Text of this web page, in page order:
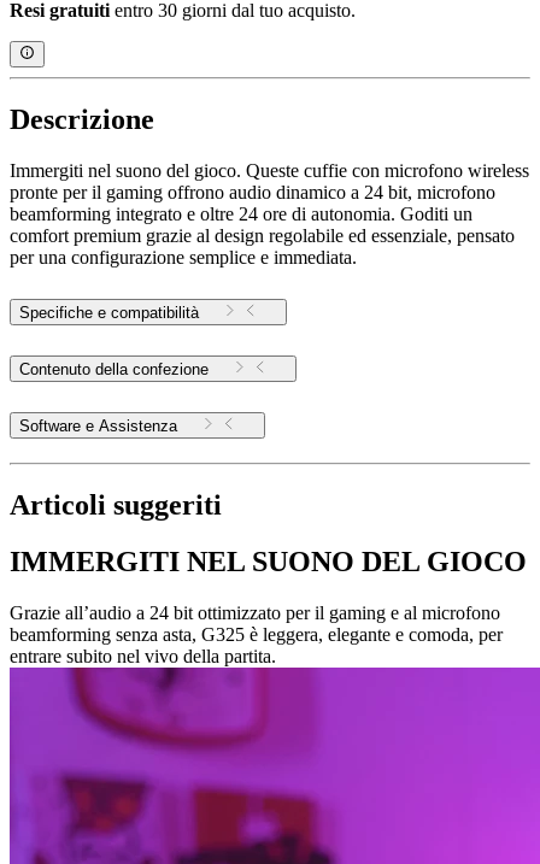
Resi gratuiti entro 30 giorni dal tuo acquisto.
Descrizione
Immergiti nel suono del gioco. Queste cuffie con microfono wireless
pronte per il gaming offrono audio dinamico a 24 bit, microfono
beamforming integrato e oltre 24 ore di autonomia. Goditi un
comfort premium grazie al design regolabile ed essenziale, pensato
per una configurazione semplice e immediata.
Specifiche e compatibilità
Contenuto della confezione
Software e Assistenza
Articoli suggeriti
IMMERGITI NEL SUONO DEL GIOCO
Grazie all’audio a 24 bit ottimizzato per il gaming e al microfono
beamforming senza asta, G325 è leggera, elegante e comoda, per
entrare subito nel vivo della partita.